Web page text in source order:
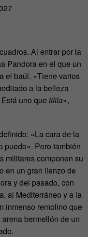
Al entrar por la
Pandora en el que un
el baúl. «Tiene varios
a la belleza
uno que tilila»,
«La cara de la
puedo». Pero también
militares componen su
en un gran lienzo de
y del pasado, con
al Mediterráneo y a la
inmenso remolino que
bermellón de un